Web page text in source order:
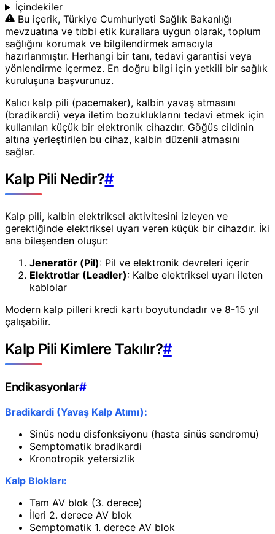
İçindekiler
Bu içerik, Türkiye Cumhuriyeti Sağlık Bakanlığı
mevzuatına ve tıbbi etik kurallara uygun olarak, toplum
sağlığını korumak ve bilgilendirmek amacıyla
hazırlanmıştır. Herhangi bir tanı, tedavi garantisi veya
yönlendirme içermez. En doğru bilgi için yetkili bir sağlık
kuruluşuna başvurunuz.
Kalıcı kalp pili (pacemaker), kalbin yavaş atmasını
(bradikardi) veya iletim bozukluklarını tedavi etmek için
kullanılan küçük bir elektronik cihazdır. Göğüs cildinin
altına yerleştirilen bu cihaz, kalbin düzenli atmasını
sağlar.
Kalp Pili Nedir?#
Kalp pili, kalbin elektriksel aktivitesini izleyen ve
gerektiğinde elektriksel uyarı veren küçük bir cihazdır. İki
ana bileşenden oluşur:
Jeneratör (Pil): Pil ve elektronik devreleri içerir
Elektrotlar (Leadler): Kalbe elektriksel uyarı ileten
kablolar
Modern kalp pilleri kredi kartı boyutundadır ve 8-15 yıl
çalışabilir.
Kalp Pili Kimlere Takılır?#
Endikasyonlar#
Bradikardi (Yavaş Kalp Atımı):
Sinüs nodu disfonksiyonu (hasta sinüs sendromu)
Semptomatik bradikardi
Kronotropik yetersizlik
Kalp Blokları:
Tam AV blok (3. derece)
İleri 2. derece AV blok
Semptomatik 1. derece AV blok